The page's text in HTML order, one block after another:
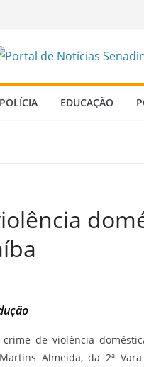
POLÍCIA EDUCAÇÃO
de violência
Almeida, da 2ª